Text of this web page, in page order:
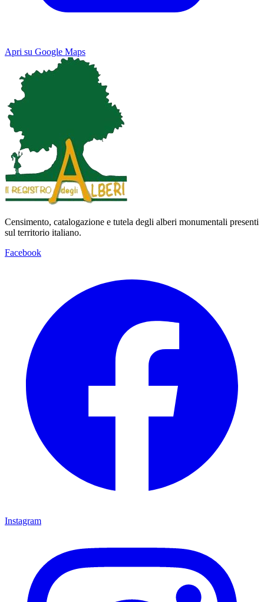
Apri su Google Maps
Map Satellite
Keyboard shortcuts
Censimento, catalogazione e tutela degli alberi monumentali presenti
sul territorio italiano.
Facebook
Instagram